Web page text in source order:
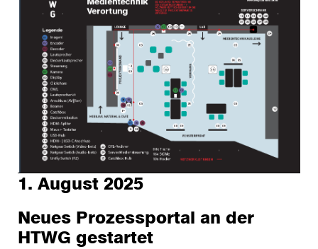
1. August 2025
Neues Prozessportal an der
HTWG gestartet